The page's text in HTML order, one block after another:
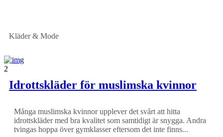
Kläder & Mode
2
Idrottskläder för muslimska kvinnor
Många muslimska kvinnor upplever det svårt att hitta
idrottskläder med bra kvalitet som samtidigt är snygga. Andra
tvingas hoppa över gymklasser eftersom det inte finns...